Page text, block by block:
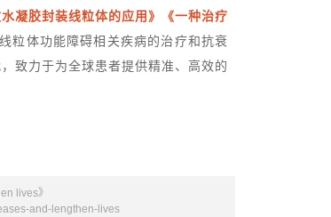
凝胶封装线粒体的应用》《一种治疗
线粒体功能障碍相关疾病的治疗和抗衰
致力于为全球患者提供精准、高效的
lives》
and-lengthen-lives